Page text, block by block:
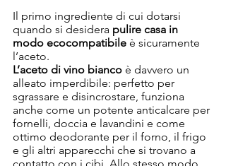
Il primo ingrediente di cui dotarsi
quando si desidera pulire casa in
modo ecocompatibile è sicuramente
l’aceto.
L’aceto di vino bianco è davvero un
alleato imperdibile: perfetto per
sgrassare e disincrostare, funziona
anche come un potente anticalcare per
fornelli, doccia e lavandini e come
ottimo deodorante per il forno, il frigo
e gli altri apparecchi che si trovano a